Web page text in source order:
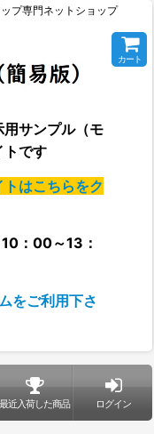
プ専門ネットショップ
サンプル（モ
トです
はこちらをク
：00～13：
をご利用下さ
カート
最近入荷した商品 ログイン